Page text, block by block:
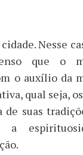
Nesse
que o
o auxílio da
qual seja,
suas
a